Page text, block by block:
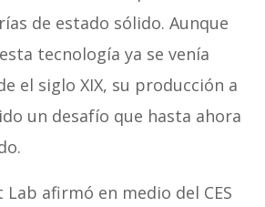
de estado sólido. Aunque
tecnología ya se venía
el siglo XIX, su producción a
un desafío que hasta ahora
Lab afirmó en medio del CES